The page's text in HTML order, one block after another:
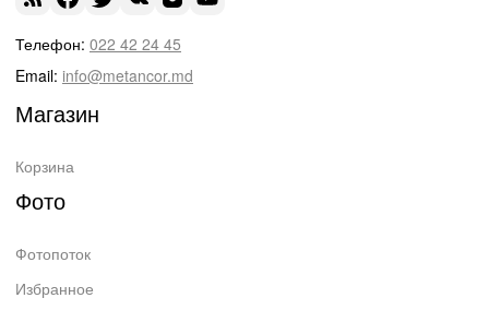
Телефон: 022 42 24 45
Email: info@metancor.md
Магазин
Корзина
Фото
Фотопоток
Избранное